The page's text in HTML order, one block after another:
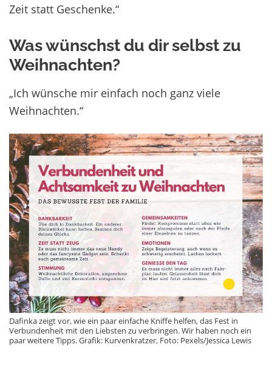
Zeit statt Geschenke.“
Was wünschst du dir selbst zu
Weihnachten?
„Ich wünsche mir einfach noch ganz viele
Weihnachten.“
Dafinka zeigt vor, wie ein paar einfache Kniffe helfen, das Fest in
Verbundenheit mit den Liebsten zu verbringen. Wir haben noch ein
paar weitere Tipps. Grafik: Kurvenkratzer, Foto: Pexels/Jessica Lewis